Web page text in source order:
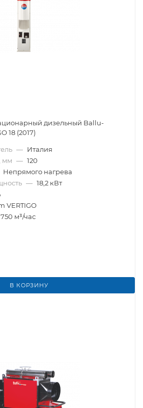
дизельный Ballu-
18 (2017)
— Италия
мм — 120
Непрямого нагрева
— 18,2 кВт
VERTIGO
м³/час
В КОРЗИНУ